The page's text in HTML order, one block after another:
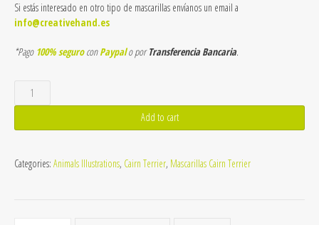
Si estás interesado en otro tipo de mascarillas envíanos un email a
info@creativehand.es
*Pago 100% seguroconPaypalo porTransferencia Bancaria.
Mascarillas
de
Terrier
1
Add to cart
Categories: Animals Illustrations, Cairn Terrier, Mascarillas Cairn Terrier